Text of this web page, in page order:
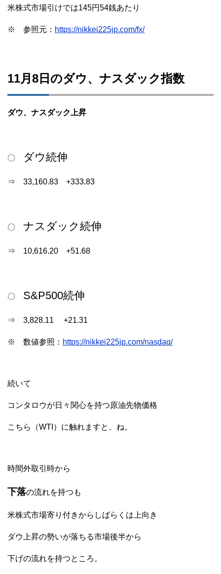
米株式市場引けでは145円54銭あたり
※ 参照元： https://nikkei225jp.com/fx/
11月8日のダウ、ナスダック指数
ダウ、ナスダック上昇
〇 ダウ続伸
⇒ 33,160.83 +333.83
〇 ナスダック続伸
⇒ 10,616.20 +51.68
〇 S&P500続伸
⇒ 3,828.11 +21.31
※ 数値参照： https://nikkei225jp.com/nasdaq/
続いて
コンタロウが日々関心を持つ原油先物価格
こちら（WTI）に触れますと、ね。
時間外取引時から
下落の流れを持つも
米株式市場寄り付きからしばらくは上向き
ダウ上昇の勢いが落ちる市場後半から
下げの流れを持つところ。